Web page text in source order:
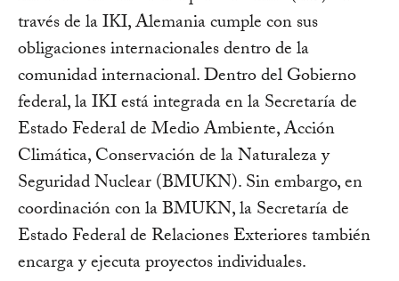
través de la IKI, Alemania cumple con sus
obligaciones internacionales dentro de la
comunidad internacional. Dentro del Gobierno
federal, la IKI está integrada en la Secretaría de
Estado Federal de Medio Ambiente, Acción
Climática, Conservación de la Naturaleza y
Seguridad Nuclear (BMUKN). Sin embargo, en
coordinación con la BMUKN, la Secretaría de
Estado Federal de Relaciones Exteriores también
encarga y ejecuta proyectos individuales.